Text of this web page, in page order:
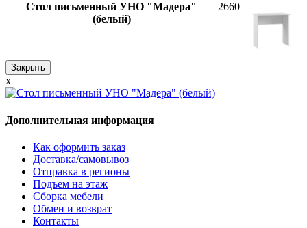
Стол письменный УНО "Мадера"
(белый)
2660
Закрыть
x
Дополнительная информация
Как оформить заказ
Доставка/самовывоз
Отправка в регионы
Подъем на этаж
Сборка мебели
Обмен и возврат
Контакты